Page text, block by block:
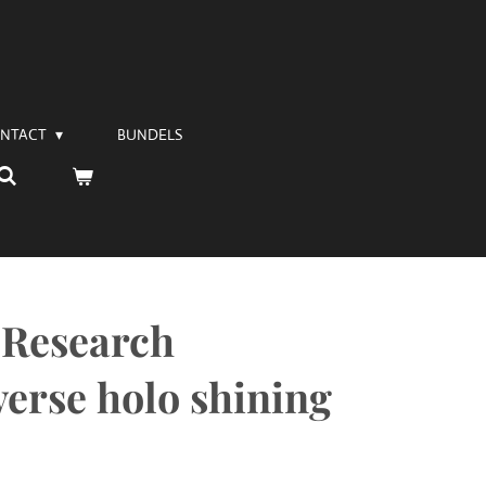
BUNDELS
holo shining